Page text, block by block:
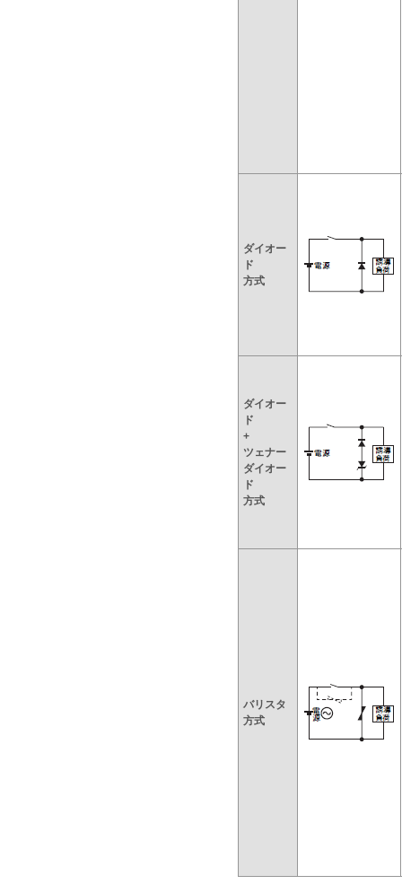
ダイオー
ド
方式
ダイオー
ド
+
ツェナー
ダイオー
ド
方式
バリスタ
方式